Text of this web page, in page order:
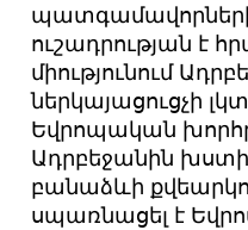
ուշադրության է
միությունում
ներկայացուցչի
Եվրոպական
Ադրբեջանին
բանաձևի
սպառնացել է